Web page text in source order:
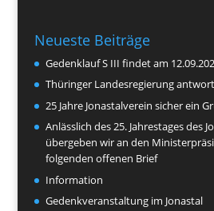
Neueste Beiträge
Gedenklauf S III findet am
Thüringer Landesregierung
25 Jahre Jonastalverein sicher ein
Anlässlich des 25. Jahrestages des
übergeben wir an den
folgenden offenen Brief
Information
Gedenkveranstaltung im Jonastal